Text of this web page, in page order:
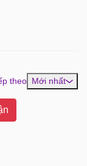
theo Mới nhất